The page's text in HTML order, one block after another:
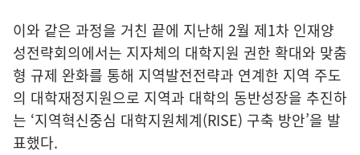
이와 같은 과정을 거친 끝에 지난해 2월 제1차 인재양
성전략회의에서는 지자체의 대학지원 권한 확대와 맞춤
형 규제 완화를 통해 지역발전전략과 연계한 지역 주도
의 대학재정지원으로 지역과 대학의 동반성장을 추진하
는 ‘지역혁신중심 대학지원체계(RISE) 구축 방안’을 발
표했다.